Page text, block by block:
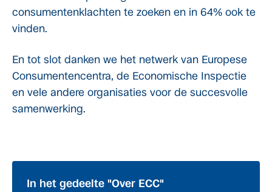
consumentenklachten te zoeken en in 64% ook te
vinden.
En tot slot danken we het netwerk van Europese
Consumentencentra, de Economische Inspectie
en vele andere organisaties voor de succesvolle
samenwerking.
In het gedeelte "Over ECC"